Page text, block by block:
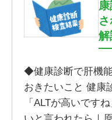
解
◆健康診断で肝機
おきたいこと 健康
「ALTが高いです